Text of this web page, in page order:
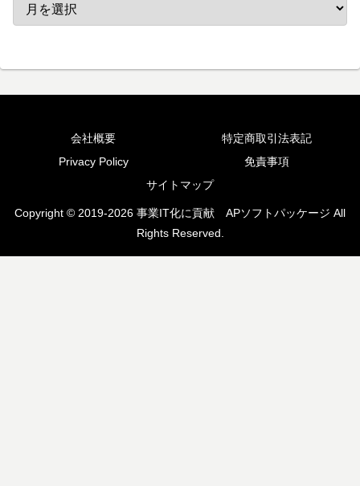
会社概要
特定商取引法表記
Privacy Policy
免責事項
サイトマップ
Copyright © 2019-2026 事業IT化に貢献 APソフトパッケージ All
Rights Reserved.